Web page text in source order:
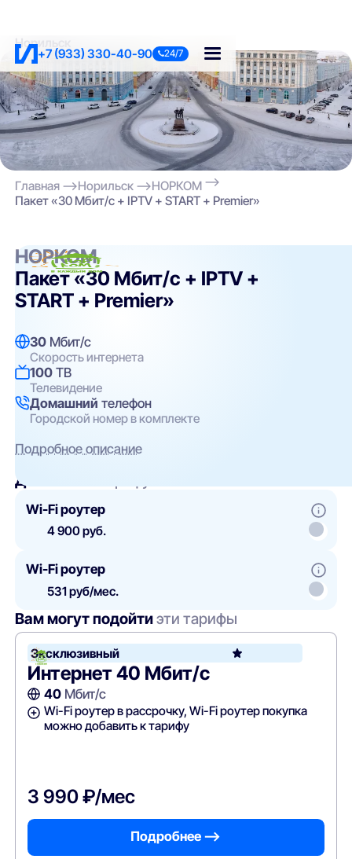
+7 (933) 330-40-90 24/7
Норильск
Главная Норильск
НОРКОМ
Пакет «30 Мбит/с + IPTV + START + Premier»
НОРКОМ
Пакет «30 Мбит/с + IPTV +
START + Premier»
30 Мбит/с
Скорость интернета
100 ТВ
Телевидение
Домашний телефон
Городской номер в комплекте
Подробное описание
Добавить
Wi-Fi роутер
4 900 руб.
Wi-Fi роутер
531 руб/мес.
Вам могут подойтиэти тарифы
Эксклюзивный
Интернет 40 Мбит/с
40Мбит/с
Wi-Fi роутер в рассрочку, Wi-Fi роутер покупка
можно добавить к тарифу
3 990 ₽/мес
Подробнее —>